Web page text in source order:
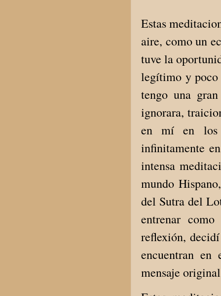
Estas
aire, como un
tuve la
legítimo y poco
tengo una
ignorara,
en mí en los
infinitamente
intensa
mundo
del Sutra del
entrenar
reflexión,
encuentran en
mensaje